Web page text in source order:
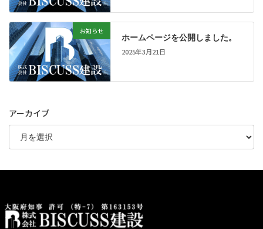
お知らせ
ホームページを公開しました。
2025年3月21日
アーカイブ